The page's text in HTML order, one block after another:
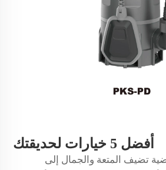
أفضل 5 خيارات لحديقتك
تضيف المتعة والجمال إلى